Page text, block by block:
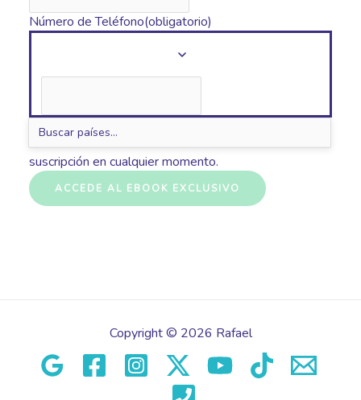
Número de Teléfono(obligatorio)
Al enviar tu información nos estás dando permiso para
enviarte correos electrónicos. Puedes anular la
suscripción en cualquier momento.
ACCEDE AL EBOOK EXCLUSIVO
Copyright © 2026 Rafael